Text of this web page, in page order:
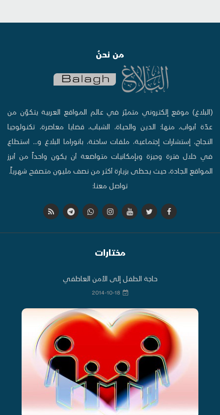
من نحنُ
(البلاغ) موقع إلكتروني متميّز في عالم المواقع العربية يتكوّن من
عدّة أبواب، منها: الدين والحياة، الشباب، قضايا معاصرة، تكنولوجيا
النجاح، إستشارات إجتماعية، ملفات ساخنة، بانوراما البلاغ و... استطاع
في خلال فترة وجيزة وبإمكانيات متواضعة أن يكون واحداً من أبرز
المواقع الجادة، حيث يحظى بزيارة أكثر من نصف مليون متصفح شهرياً.
تواصل معنا:
مختارات
حاجة الطفل إلى الأمن العاطفي
2014-10-18